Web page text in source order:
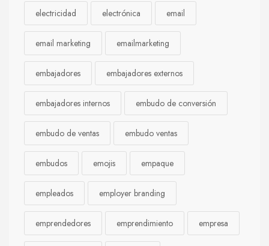
electricidad electrónica email
email marketing emailmarketing
embajadores embajadores externos
embajadores internos embudo de conversión
embudo de ventas embudo ventas
embudos emojis empaque
empleados employer branding
emprendedores emprendimiento empresa